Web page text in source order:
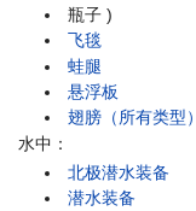
瓶子)
飞毯
蛙腿
悬浮板
翅膀（所有类型）
水中：
北极潜水装备
潜水装备